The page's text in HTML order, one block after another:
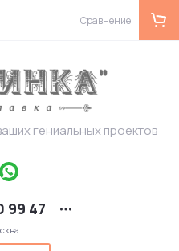
гениальных проектов
99 47
Сравнение